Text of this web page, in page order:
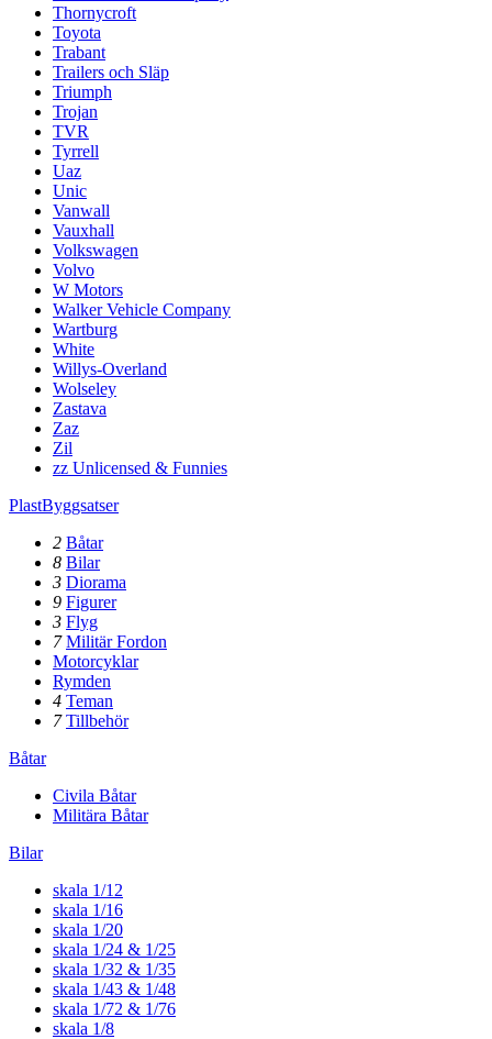
Thornycroft
Toyota
Trabant
Trailers och Släp
Triumph
Trojan
TVR
Tyrrell
Uaz
Unic
Vanwall
Vauxhall
Volkswagen
Volvo
W Motors
Walker Vehicle Company
Wartburg
White
Willys-Overland
Wolseley
Zastava
Zaz
Zil
zz Unlicensed & Funnies
PlastByggsatser
2 Båtar
8 Bilar
3 Diorama
9 Figurer
3 Flyg
7 Militär Fordon
Motorcyklar
Rymden
4 Teman
7 Tillbehör
Båtar
Civila Båtar
Militära Båtar
Bilar
skala 1/12
skala 1/16
skala 1/20
skala 1/24 & 1/25
skala 1/32 & 1/35
skala 1/43 & 1/48
skala 1/72 & 1/76
skala 1/8